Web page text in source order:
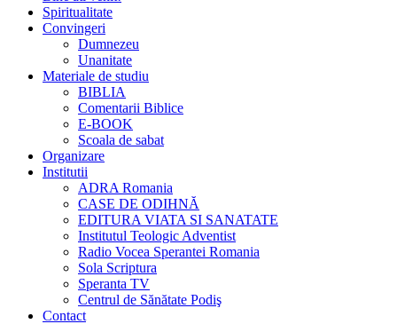
Spiritualitate
Convingeri
Dumnezeu
Unanitate
Materiale de studiu
BIBLIA
Comentarii Biblice
E-BOOK
Scoala de sabat
Organizare
Institutii
ADRA Romania
CASE DE ODIHNĂ
EDITURA VIATA SI SANATATE
Institutul Teologic Adventist
Radio Vocea Sperantei Romania
Sola Scriptura
Speranta TV
Centrul de Sănătate Podiş
Contact